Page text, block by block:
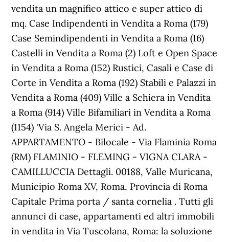
vendita un magnifico attico e super attico di
mq. Case Indipendenti in Vendita a Roma (179)
Case Semindipendenti in Vendita a Roma (16)
Castelli in Vendita a Roma (2) Loft e Open Space
in Vendita a Roma (152) Rustici, Casali e Case di
Corte in Vendita a Roma (192) Stabili e Palazzi in
Vendita a Roma (409) Ville a Schiera in Vendita
a Roma (914) Ville Bifamiliari in Vendita a Roma
(1154) 'Via S. Angela Merici - Ad.
APPARTAMENTO - Bilocale - Via Flaminia Roma
(RM) FLAMINIO - FLEMING - VIGNA CLARA -
CAMILLUCCIA Dettagli. 00188, Valle Muricana,
Municipio Roma XV, Roma, Provincia di Roma
Capitale Prima porta / santa cornelia . Tutti gli
annunci di case, appartamenti ed altri immobili
in vendita in Via Tuscolana, Roma: la soluzione